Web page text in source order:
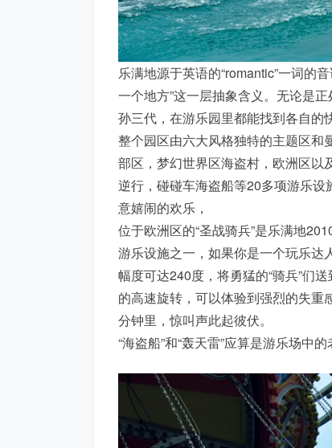
乐满地源于英语的“romantic”一词的
一个地方”这一层抽象含义。无论是
孙三代，在游乐园里都能找到各自的
整个园区由六大风格独特的主题区和
部区，梦幻世界区海盗村，欧洲区以
逆行，碰碰车海盗船等20多项游乐
意嬉闹的欢乐，
位于欧洲区的“圣战骑兵”是乐满地
游乐设施之一，如果你是一个玩乐达
幅度可达240度，将勇猛的“骑兵”们
的高速旋转，可以体验到强烈的失重
分钟里，惊叫声此起彼伏。
“海盗船”和“轰天雷”应算是游乐场中